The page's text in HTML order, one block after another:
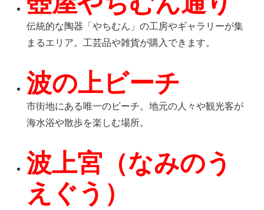
伝統的な陶器「やちむん」の工房やギャラリーが集
まるエリア。工芸品や雑貨が購入できます。
波の上ビーチ
市街地にある唯一のビーチ。地元の人々や観光客が
海水浴や散歩を楽しむ場所。
波上宮（なみのう
えぐう）